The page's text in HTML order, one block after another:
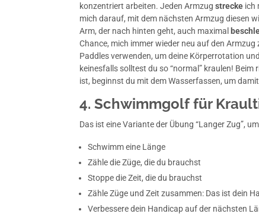
konzentriert arbeiten. Jeden Armzugstrecke ich
mich darauf, mit dem nächsten Armzug diesen
Arm, der nach hinten geht, auch maximal
Chance, mich immer wieder neu auf den
Paddles verwenden, um deine Körperrotation
keinesfalls solltest du so “normal” kraulen!
ist, beginnst du mit dem Wasserfassen, um
4. Schwimmgolf für
Das ist eine Variante der Übung “Langer Zug”,
Schwimm eine Länge
Zähle die Züge, die du brauchst
Stoppe die Zeit, die du brauchst
Zähle Züge und Zeit zusammen: Das ist dein
Verbessere dein Handicap auf der nächsten